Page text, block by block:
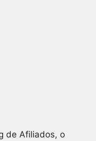
de Afiliados, o